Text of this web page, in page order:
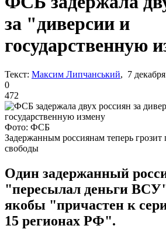
за "диверсии и
государственную
Текст: Максим Липчанський, 7
0
472
Фото: ФСБ
Задержанным россиянам теперь
свободы
Один задержанный
"пересылал деньги
якобы "причастен к
15 регионах РФ".